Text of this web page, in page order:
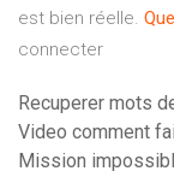
est bien réelle.
connecter
Recuperer mots
Video comment
Mission